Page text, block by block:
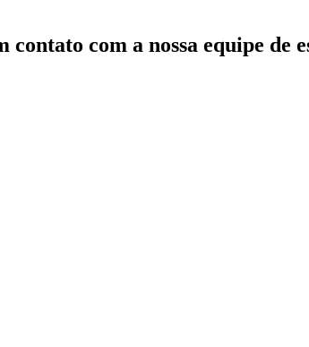
com a nossa equipe